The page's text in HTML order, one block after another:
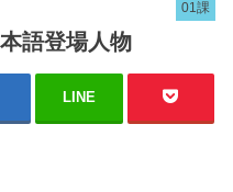
01課
語登場人物
LINE